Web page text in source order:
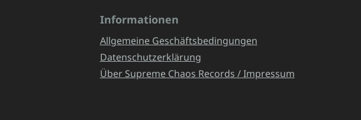
Informationen
Allgemeine Geschäftsbedingungen
Datenschutzerklärung
Über Supreme Chaos Records / Impressum